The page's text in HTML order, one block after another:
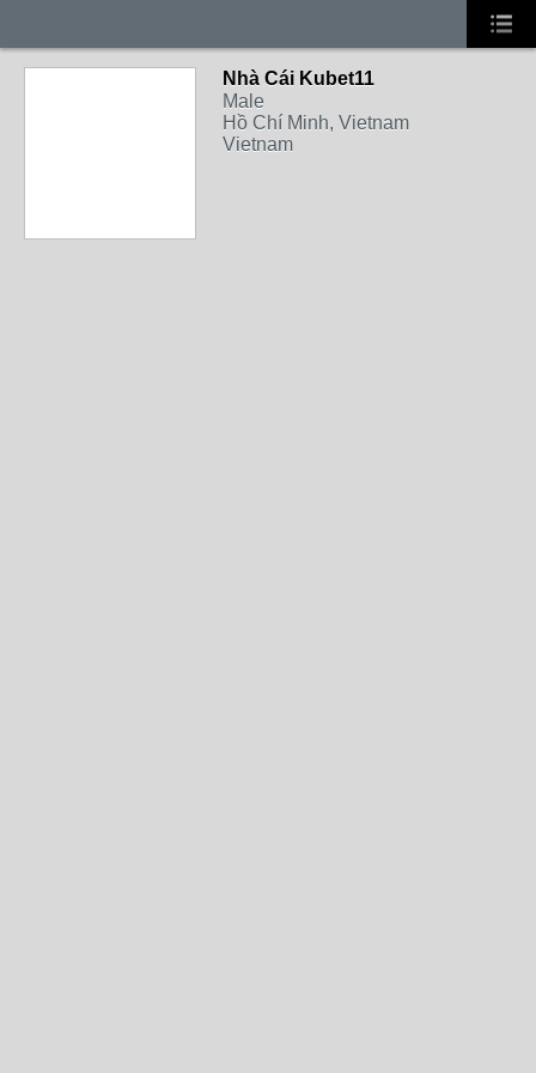
Nhà Cái Kubet11
Male
Hồ Chí Minh, Vietnam
Vietnam